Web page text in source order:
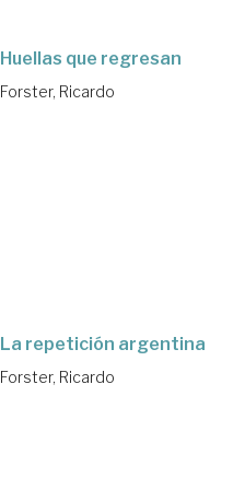
Huellas que regresan
Forster, Ricardo
La repetición argentina
Forster, Ricardo